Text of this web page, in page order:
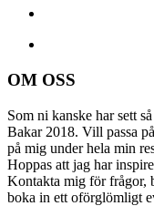
OM OSS
Som ni kanske har sett
Bakar 2018. Vill passa
på mig under hela min
Hoppas att jag har
Kontakta mig för frågor,
boka in ett oförglömligt